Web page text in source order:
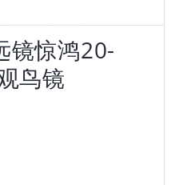
镜惊鸿20-
鸟镜